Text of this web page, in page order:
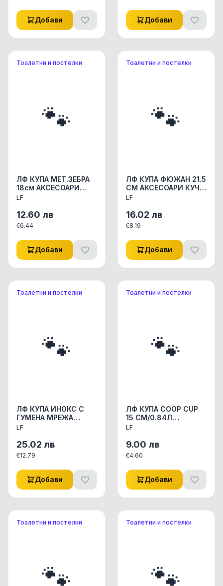
Добави Добави
Тоалетни и постелки
🐾
ЛФ КУПА МЕТ.ЗЕБРА
18см АКСЕСОАРИ
КУЧЕ/КОТЕ
СЪДОВЕ 1бр.
LF
12.60 лв
€6.44
Добави
Тоалетни и постелки
🐾
ЛФ КУПА ФЮЖАН 21.5
СМ АКСЕСОАРИ КУЧЕ/
КОТЕ КУПИЧКИ/WC
LF
16.02 лв
€8.19
Добави
Тоалетни и постелки
🐾
ЛФ КУПА ИНОКС С
ГУМЕНА МРЕЖА
1.60Л-153-172
КОТЕ КУПИЧКИ/WC
СЪДОВЕ 1бр
LF
25.02 лв
€12.79
Добави
Тоалетни и постелки
🐾
ЛФ КУПА COOP CUP
15 СМ/0.84Л
АКСЕСОАРИ КУЧЕ/
СЪДОВЕ 1ПАК
LF
9.00 лв
€4.60
Добави
Тоалетни и постелки
🐾
Тоалетни и постелки
🐾